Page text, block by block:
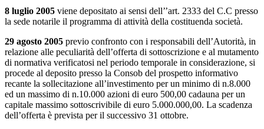
8 luglio 2005 viene depositato ai sensi dell’’art. 2333 del C.C presso
la sede notarile il programma di attività della costituenda società.
29 agosto 2005 previo confronto con i responsabili dell’Autorità, in
relazione alle peculiarità dell’offerta di sottoscrizione e al mutamento
di normativa verificatosi nel periodo temporale in considerazione, si
procede al deposito presso la Consob del prospetto informativo
recante la sollecitazione all’investimento per un minimo di n.8.000
ed un massimo di n.10.000 azioni di euro 500,00 cadauna per un
capitale massimo sottoscrivibile di euro 5.000.000,00. La scadenza
dell’offerta è prevista per il successivo 31 ottobre.